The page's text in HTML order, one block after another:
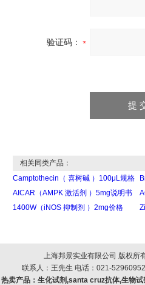
验证码：
相关同类产品：
Camptothecin（ 喜树碱 ）100μL规格
AICAR（AMPK 激活剂 ）5mg说明书
1400W（iNOS 抑制剂 ）2mg价格
上海邦景实业有限公司 版权所
联系人：王先生 电话：021-
热卖产品： 生化试剂,santa cruz抗体,生物